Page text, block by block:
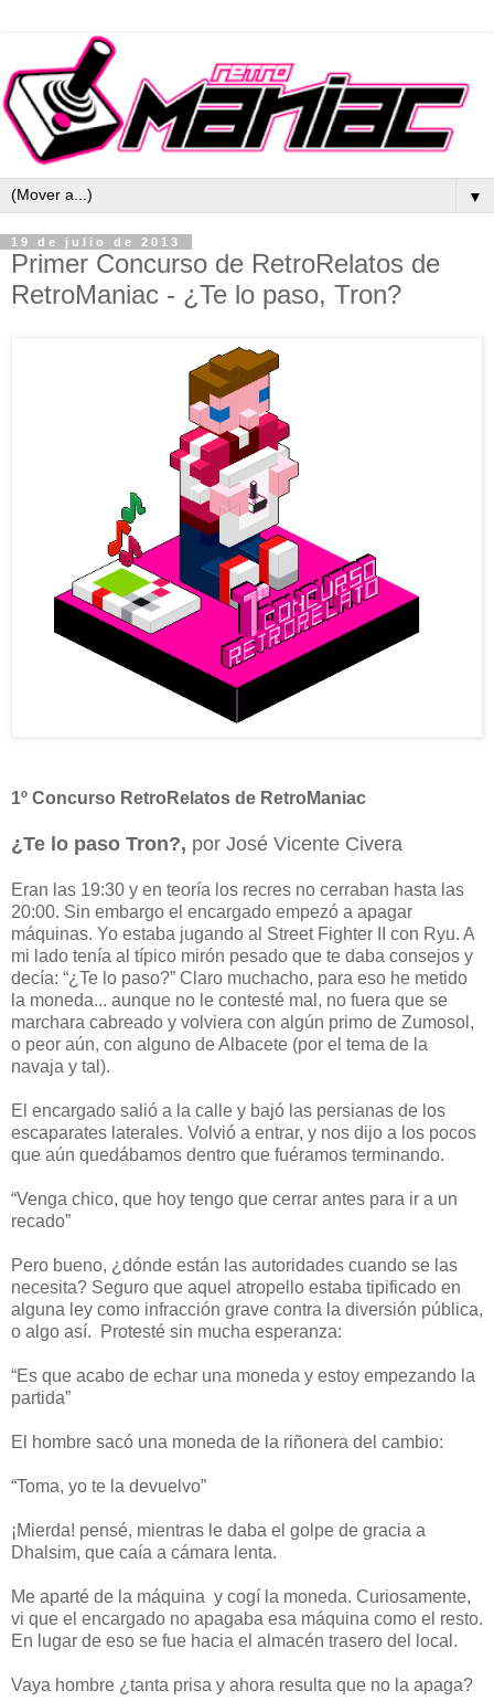
▼
19 de julio de 2013
Primer Concurso de RetroRelatos de
RetroManiac - ¿Te lo paso, Tron?
1º Concurso RetroRelatos de RetroManiac
¿Te lo paso Tron?, por José Vicente Civera
Eran las 19:30 y en teoría los recres no cerraban hasta las
20:00. Sin embargo el encargado empezó a apagar
máquinas. Yo estaba jugando al Street Fighter II con Ryu. A
mi lado tenía al típico mirón pesado que te daba consejos y
decía: “¿Te lo paso?” Claro muchacho, para eso he metido
la moneda... aunque no le contesté mal, no fuera que se
marchara cabreado y volviera con algún primo de Zumosol,
o peor aún, con alguno de Albacete (por el tema de la
navaja y tal).
El encargado salió a la calle y bajó las persianas de los
escaparates laterales. Volvió a entrar, y nos dijo a los pocos
que aún quedábamos dentro que fuéramos terminando.
“Venga chico, que hoy tengo que cerrar antes para ir a un
recado”
Pero bueno, ¿dónde están las autoridades cuando se las
necesita? Seguro que aquel atropello estaba tipificado en
alguna ley como infracción grave contra la diversión pública,
o algo así. Protesté sin mucha esperanza:
“Es que acabo de echar una moneda y estoy empezando la
partida”
El hombre sacó una moneda de la riñonera del cambio:
“Toma, yo te la devuelvo”
¡Mierda! pensé, mientras le daba el golpe de gracia a
Dhalsim, que caía a cámara lenta.
Me aparté de la máquina y cogí la moneda. Curiosamente,
vi que el encargado no apagaba esa máquina como el resto.
En lugar de eso se fue hacia el almacén trasero del local.
Vaya hombre ¿tanta prisa y ahora resulta que no la apaga?